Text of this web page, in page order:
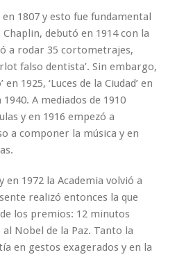
1807 y esto fue fundamental
debutó en 1914 con la
a rodar 35 cortometrajes,
falso dentista’. Sin embargo,
1925, ‘Luces de la Ciudad’ en
A mediados de 1910
y en 1916 empezó a
a componer la música y en
en 1972 la Academia volvió a
realizó entonces la que
los premios: 12 minutos
Nobel de la Paz. Tanto la
en gestos exagerados y en la